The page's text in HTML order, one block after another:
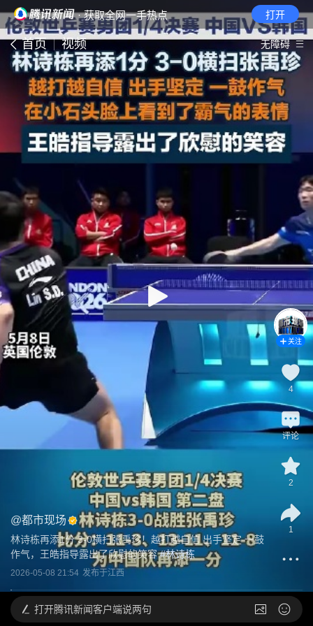
· 获取全网一手热点 打开
首页 视频 无障碍
@都市现场
林诗栋再添1分 3-0横扫张禹珍！越打越自信 出手坚定 一鼓
作气，王皓指导露出了欣慰的笑容 #林诗栋
2026-05-08 21:54 发布于江西
关注
4
评论
2
1
打开腾讯新闻客户端说两句